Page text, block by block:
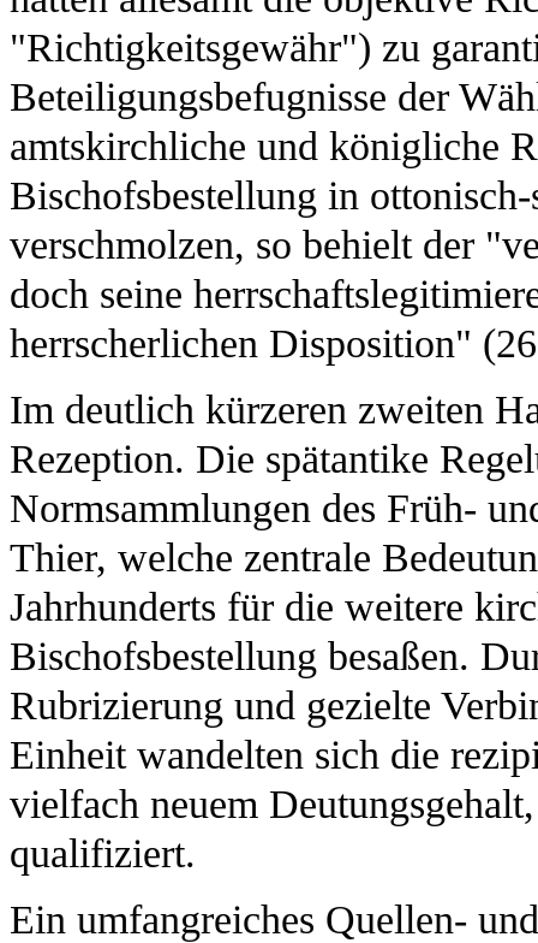
"Richtigkeitsgewähr") zu
Beteiligungsbefugnisse der
amtskirchliche und königliche
Bischofsbestellung in
verschmolzen, so behielt der
doch seine
herrscherlichen Disposition"
Im deutlich kürzeren zweiten
Rezeption. Die spätantike
Normsammlungen des Früh-
Thier, welche zentrale
Jahrhunderts für die weitere
Bischofsbestellung besaßen.
Rubrizierung und gezielte
Einheit wandelten sich die
vielfach neuem
qualifiziert.
Ein umfangreiches Quellen-